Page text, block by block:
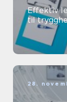
Effektiv
til
28.